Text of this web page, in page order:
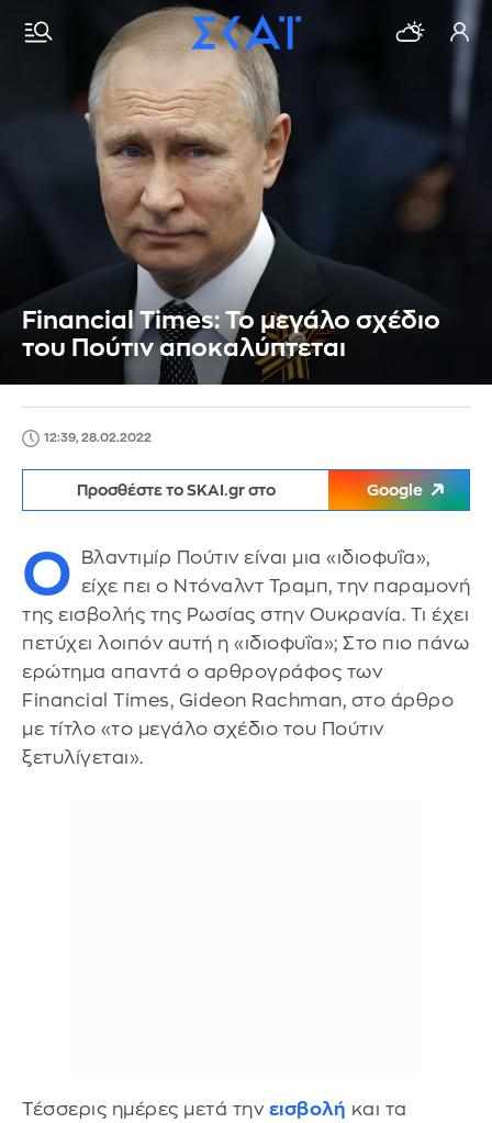
Financial Times: To μεγάλο σχέδιο
του Πούτιν αποκαλύπτεται
12:39, 28.02.2022
Προσθέστε το SKAI.gr στο Google
Ο
Βλαντιμίρ Πούτιν είναι μια «ιδιοφυΐα»,
είχε πει ο Ντόναλντ Τραμπ, την παραμονή
της εισβολής της Ρωσίας στην Ουκρανία. Τι έχει
πετύχει λοιπόν αυτή η «ιδιοφυΐα»; Στο πιο πάνω
ερώτημα απαντά ο αρθρογράφος των
Financial Times, Gideon Rachman, στο άρθρο
με τίτλο «το μεγάλο σχέδιο του Πούτιν
ξετυλίγεται».
Τέσσερις ημέρες μετά την εισβολή και τα